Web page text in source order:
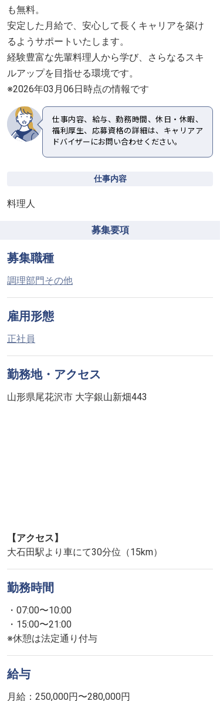
も無料。
安定した月給で、安心して長くキャリアを築け
るようサポートいたします。
経験豊富な先輩料理人から学び、さらなるスキ
ルアップを目指せる環境です。
※2026年03月06日時点の情報です
仕事内容、給与、勤務時間、休日・休暇、
福利厚生、応募資格の詳細は、キャリアア
ドバイザーにお問い合わせください。
仕事内容
料理人
募集要項
募集職種
調理部門その他
雇用形態
正社員
勤務地・アクセス
山形県尾花沢市 大字銀山新畑443
【アクセス】
大石田駅より車にて30分位（15km）
勤務時間
・07:00〜10:00
・15:00〜21:00
※休憩は法定通り付与
給与
月給：250,000円〜280,000円